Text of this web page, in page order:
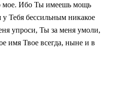
мое. Ибо Ты имеешь мощь
Тебя бессильным никакое
упроси, Ты за меня умоли,
имя Твое всегда, ныне и в